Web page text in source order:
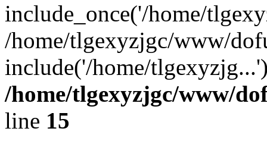
include_once('/home/
/home/tlgexyzjgc/www/
include('/home/
/home/tlgexyzjgc/www/
line 15